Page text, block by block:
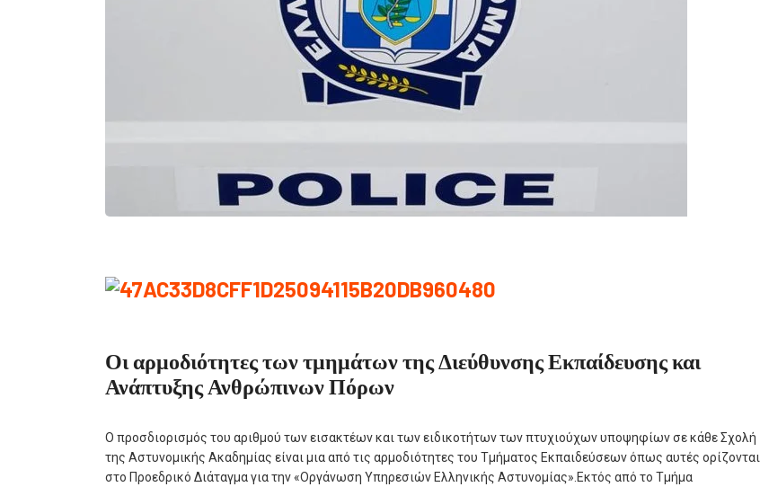
Οι αρμοδιότητες των τμημάτων της Διεύθυνσης Εκπαίδευσης και
Ανάπτυξης Ανθρώπινων Πόρων
Ο προσδιορισμός του αριθμού των εισακτέων και των ειδικοτήτων των πτυχιούχων υποψηφίων σε κάθε Σχολή
της Αστυνομικής Ακαδημίας είναι μια από τις αρμοδιότητες του Τμήματος Εκπαιδεύσεων όπως αυτές ορίζονται
στο Προεδρικό Διάταγμα για την «Οργάνωση Υπηρεσιών Ελληνικής Αστυνομίας».Εκτός από το Τμήμα